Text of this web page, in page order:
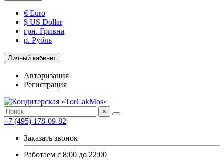
€ Euro
$ US Dollar
грн. Гривна
р. Рубль
Личный кабинет
Авторизация
Регистрация
×
+7 (495) 178-09-82
Заказать звонок
Работаем с 8:00 до 22:00